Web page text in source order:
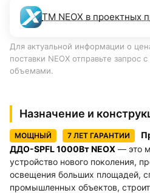
ТМ NEOX в проектных
Для актуальной информации о
поставки NEOX отправьте запрос
объемами.
Назначение и
МОЩНЫЙ 7 ЛЕТ ГАРАНТИИ
ДДО-SPFL 1000Вт NEOX — это
устройство нового поколения,
освещения больших площадей,
промышленных объектов,